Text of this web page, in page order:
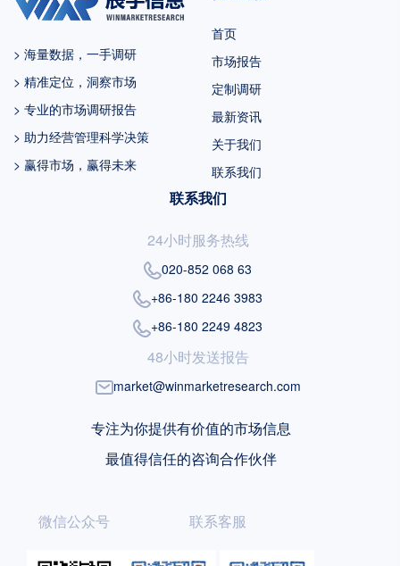
> 海量数据，一手调研
> 精准定位，洞察市场
> 专业的市场调研报告
> 助力经营管理科学决策
> 赢得市场，赢得未来
首页
市场报告
定制调研
最新资讯
关于我们
联系我们
联系我们
24小时服务热线
020-852 068 63
+86-180 2246 3983
+86-180 2249 4823
48小时发送报告
market@winmarketresearch.com
专注为你提供有价值的市场信息
最值得信任的咨询合作伙伴
微信公众号 联系客服